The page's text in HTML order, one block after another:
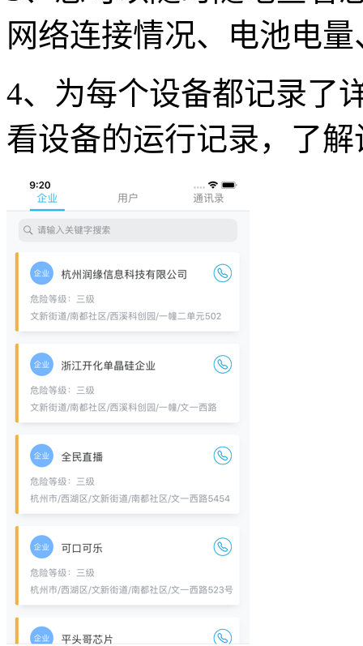
网络连接情况、电池电
4、为每个设备都记录了
看设备的运行记录，了